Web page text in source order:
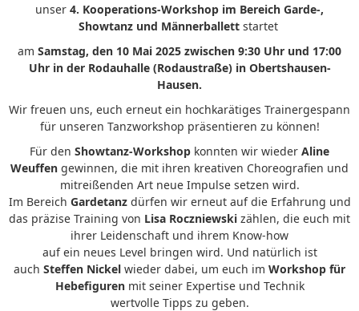
unser 4. Kooperations-Workshop im Bereich Garde-,
Showtanz und Männerballettstartet
am Samstag, den 10 Mai 2025 zwischen 9:30 Uhr und 17:00
Uhr in der Rodauhalle (Rodaustraße) in Obertshausen-
Hausen.
Wir freuen uns, euch erneut ein hochkarätiges Trainergespann
für unseren Tanzworkshop präsentieren zu können!
Für den Showtanz-Workshop konnten wir wieder Aline
Weuffen gewinnen, die mit ihren kreativen Choreografien und
mitreißenden Art neue Impulse setzen wird.
Im Bereich Gardetanzdürfen wir erneut auf die Erfahrung und
das präzise Training von Lisa Roczniewski zählen, die euch mit
ihrer Leidenschaft und ihrem Know-how
auf ein neues Level bringen wird. Und natürlich ist
auch Steffen Nickel wieder dabei, um euch im Workshop für
Hebefigurenmit seiner Expertise und Technik
wertvolle Tipps zu geben.